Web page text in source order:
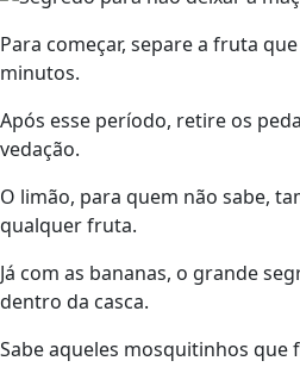
Para começar, separe a fruta
minutos.
Após esse período, retire os
vedação.
O limão, para quem não sabe,
qualquer fruta.
Já com as bananas, o grande
dentro da casca.
Sabe aqueles mosquitinhos que